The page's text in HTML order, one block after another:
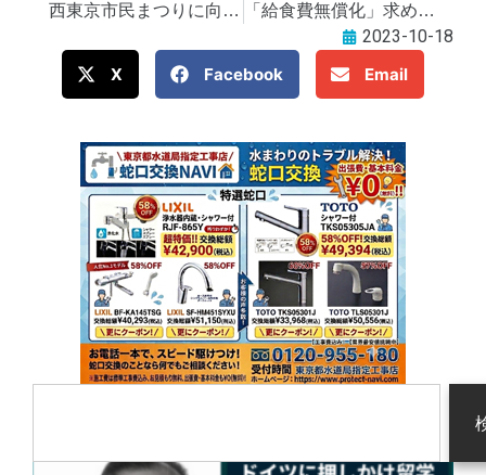
西東京市民まつりに向け、クラウドファンディング
「給食費無償化」求める署名 5158筆を西東京市長へ
2023-10-18
X
Facebook Email